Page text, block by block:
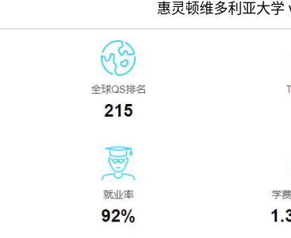
惠灵顿维多利亚大学